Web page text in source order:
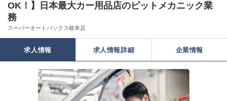
OK！】日本最大カー用品店のピットメカニック業
務
スーパーオートバックス岐阜店
求人情報 求人情報詳細 企業情報